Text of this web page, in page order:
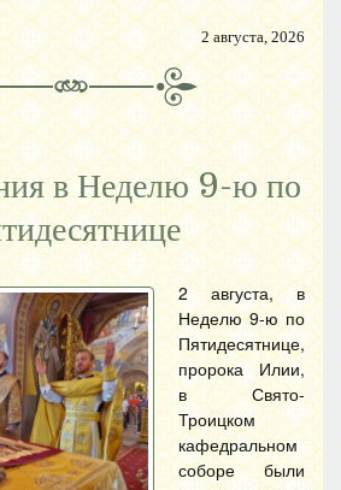
2 августа, 2026
в Неделю 9-ю по
2 августа, в
Неделю 9-ю по
Пятидесятнице,
пророка Илии,
в Свято-
Троицком
кафедральном
соборе были